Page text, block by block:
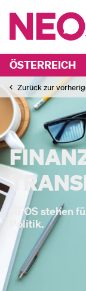
ÖSTERREICH
Zurück zur
NEOS stehen
Politik.